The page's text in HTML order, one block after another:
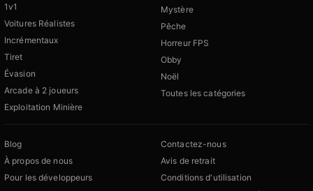
1v1
Voitures Réalistes
Incrémentaux
Tiret
Évasion
Arcade à 2 joueurs
Exploitation Minière
Mystère
Pêche
Horreur FPS
Obby
Noël
Toutes les catégories
Blog
À propos de nous
Pour les développeurs
Contactez-nous
Avis de retrait
Conditions d'utilisation